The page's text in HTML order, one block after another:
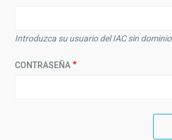
Introduzca su usuario del IAC sin dominio
CONTRASEÑA